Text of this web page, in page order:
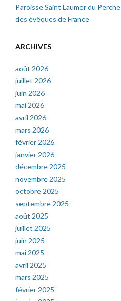
Paroisse Saint Laumer du Perche
des évêques de France
ARCHIVES
août 2026
juillet 2026
juin 2026
mai 2026
avril 2026
mars 2026
février 2026
janvier 2026
décembre 2025
novembre 2025
octobre 2025
septembre 2025
août 2025
juillet 2025
juin 2025
mai 2025
avril 2025
mars 2025
février 2025